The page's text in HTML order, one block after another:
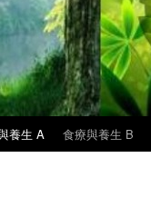
養生 A 食療與養生 B